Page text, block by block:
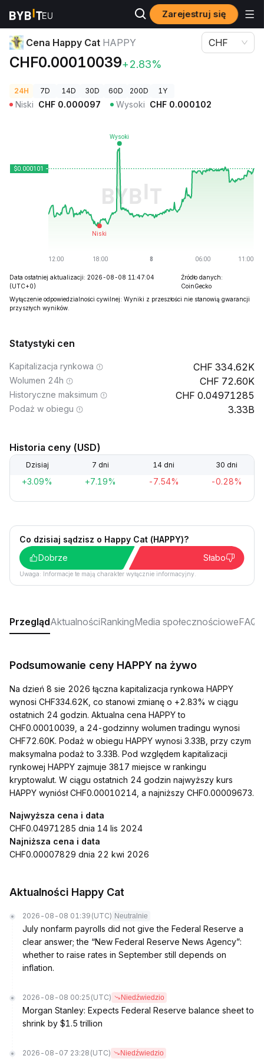
Zarejestruj się
Ceny kryptowalut Cena Happy Cat HAPPY
Cena Happy Cat HAPPY
CHF0.00010039+2.83%
CHF
24H 7D 14D 30D 60D 200D 1Y
Niski CHF 0.000097 Wysoki CHF 0.000102
Data ostatniej aktualizacji: 2026-08-08 11:47:04
(UTC+0)
Źródło danych:
CoinGecko
Wyłączenie odpowiedzialności cywilnej: Wyniki z przeszłości nie stanowią gwarancji
przyszłych wyników.
Statystyki cen
Kapitalizacja rynkowa 334.62K
Wolumen 24h 72.60K
Historyczne maksimum 0.04971285
Podaż w obiegu 3.33B
Historia ceny (USD)
Dzisiaj 7 dni 14 dni 30 dni
+3.09% +7.19% -7.54% -0.28%
Co dzisiaj sądzisz o Happy Cat (HAPPY)?
Dobrze
Słabo
Uwaga: Informacje te mają charakter wyłącznie informacyjny.
PrzeglądAktualnościRankingMedia społecznościoweFAQ
Podsumowanie ceny HAPPY na żywo
Na dzień 8 sie 2026 łączna kapitalizacja rynkowa HAPPY
wynosi CHF334.62K, co stanowi zmianę o +2.83% w ciągu
ostatnich 24 godzin. Aktualna cena HAPPY to
CHF0.00010039, a 24-godzinny wolumen tradingu wynosi
CHF72.60K. Podaż w obiegu HAPPY wynosi 3.33B, przy czym
maksymalna podaż to 3.33B. Pod względem kapitalizacji
rynkowej HAPPY zajmuje 3817 miejsce w rankingu
kryptowalut. W ciągu ostatnich 24 godzin najwyższy kurs
HAPPY wyniósł CHF0.00010214, a najniższy CHF0.00009673.
Najwyższa cena i data
CHF0.04971285 dnia 14 lis 2024
Najniższa cena i data
CHF0.00007829 dnia 22 kwi 2026
Aktualności Happy Cat
2026-08-08 01:39 (UTC) Neutralnie
July nonfarm payrolls did not give the Federal Reserve a
clear answer; the “New Federal Reserve News Agency”:
whether to raise rates in September still depends on
inflation.
2026-08-08 00:25 (UTC) Niedźwiedzio
Morgan Stanley: Expects Federal Reserve balance sheet to
shrink by $1.5 trillion
2026-08-07 23:28 (UTC) Niedźwiedzio